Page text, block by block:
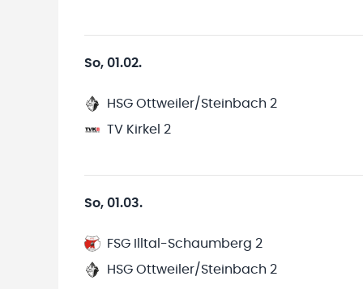
So, 01.02.
HSG Ottweiler/Steinbach 2
TV Kirkel 2
So, 01.03.
FSG Illtal-Schaumberg 2
HSG Ottweiler/Steinbach 2